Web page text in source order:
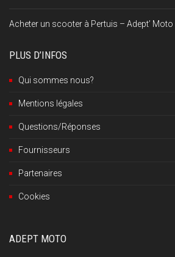
Acheter un scooter à Pertuis – Adept’ Moto
PLUS D’INFOS
Qui sommes nous?
Mentions légales
Questions/Réponses
Fournisseurs
Partenaires
Cookies
ADEPT MOTO